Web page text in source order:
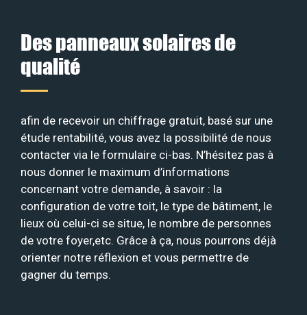
Des panneaux solaires de
qualité
afin de recevoir un chiffrage gratuit, basé sur une
étude rentabilité, vous avez la possibilité de nous
contacter via le formulaire ci-bas. N’hésitez pas à
nous donner le maximum d’informations
concernant votre demande, à savoir : la
configuration de votre toit, le type de bâtiment, le
lieux où celui-ci se situe, le nombre de personnes
de votre foyer,etc. Grâce à ça, nous pourrons déjà
orienter notre réflexion et vous permettre de
gagner du temps.